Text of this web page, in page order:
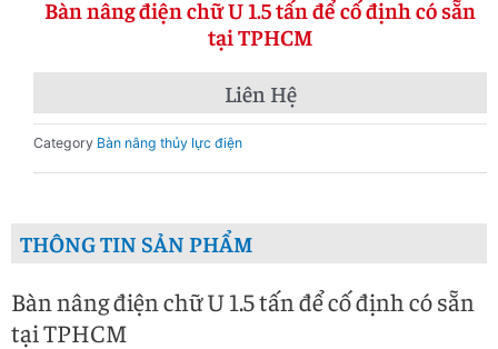
Bàn nâng điện chữ U 1.5 tấn để cố định có sẵn
tại TPHCM
Liên Hệ
Category Bàn nâng thủy lực điện
THÔNG TIN SẢN PHẨM
Bàn nâng điện chữ U 1.5 tấn để cố định có sẵn
tại TPHCM